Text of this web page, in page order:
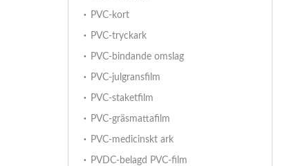
PVC-kort
PVC-tryckark
PVC-bindande omslag
PVC-julgransfilm
PVC-staketfilm
PVC-gräsmattafilm
PVC-medicinskt ark
PVDC-belagd PVC-film